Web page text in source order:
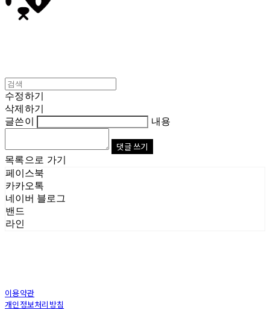
수정하기
삭제하기
글쓴이
내용
댓글 쓰기
목록으로 가기
페이스북
카카오톡
네이버 블로그
밴드
라인
이용약관
개인정보처리방침